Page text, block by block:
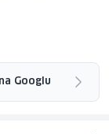
Googlu